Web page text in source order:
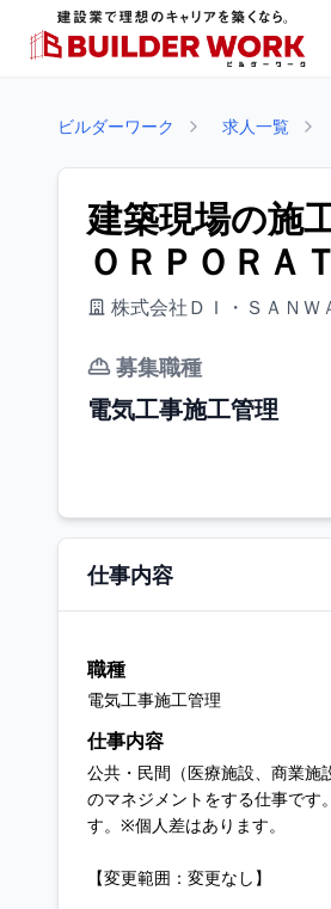
ビルダーワーク 求人一覧
建築現場の施
ＯＲＰＯＲＡ
株式会社ＤＩ・ＳＡＮ
募集職種
電気工事施工管理
仕事内容
職種
電気工事施工管理
仕事内容
公共・民間（医療施設、商業施
のマネジメントをする仕事です
す。※個人差はあります。
【変更範囲：変更なし】